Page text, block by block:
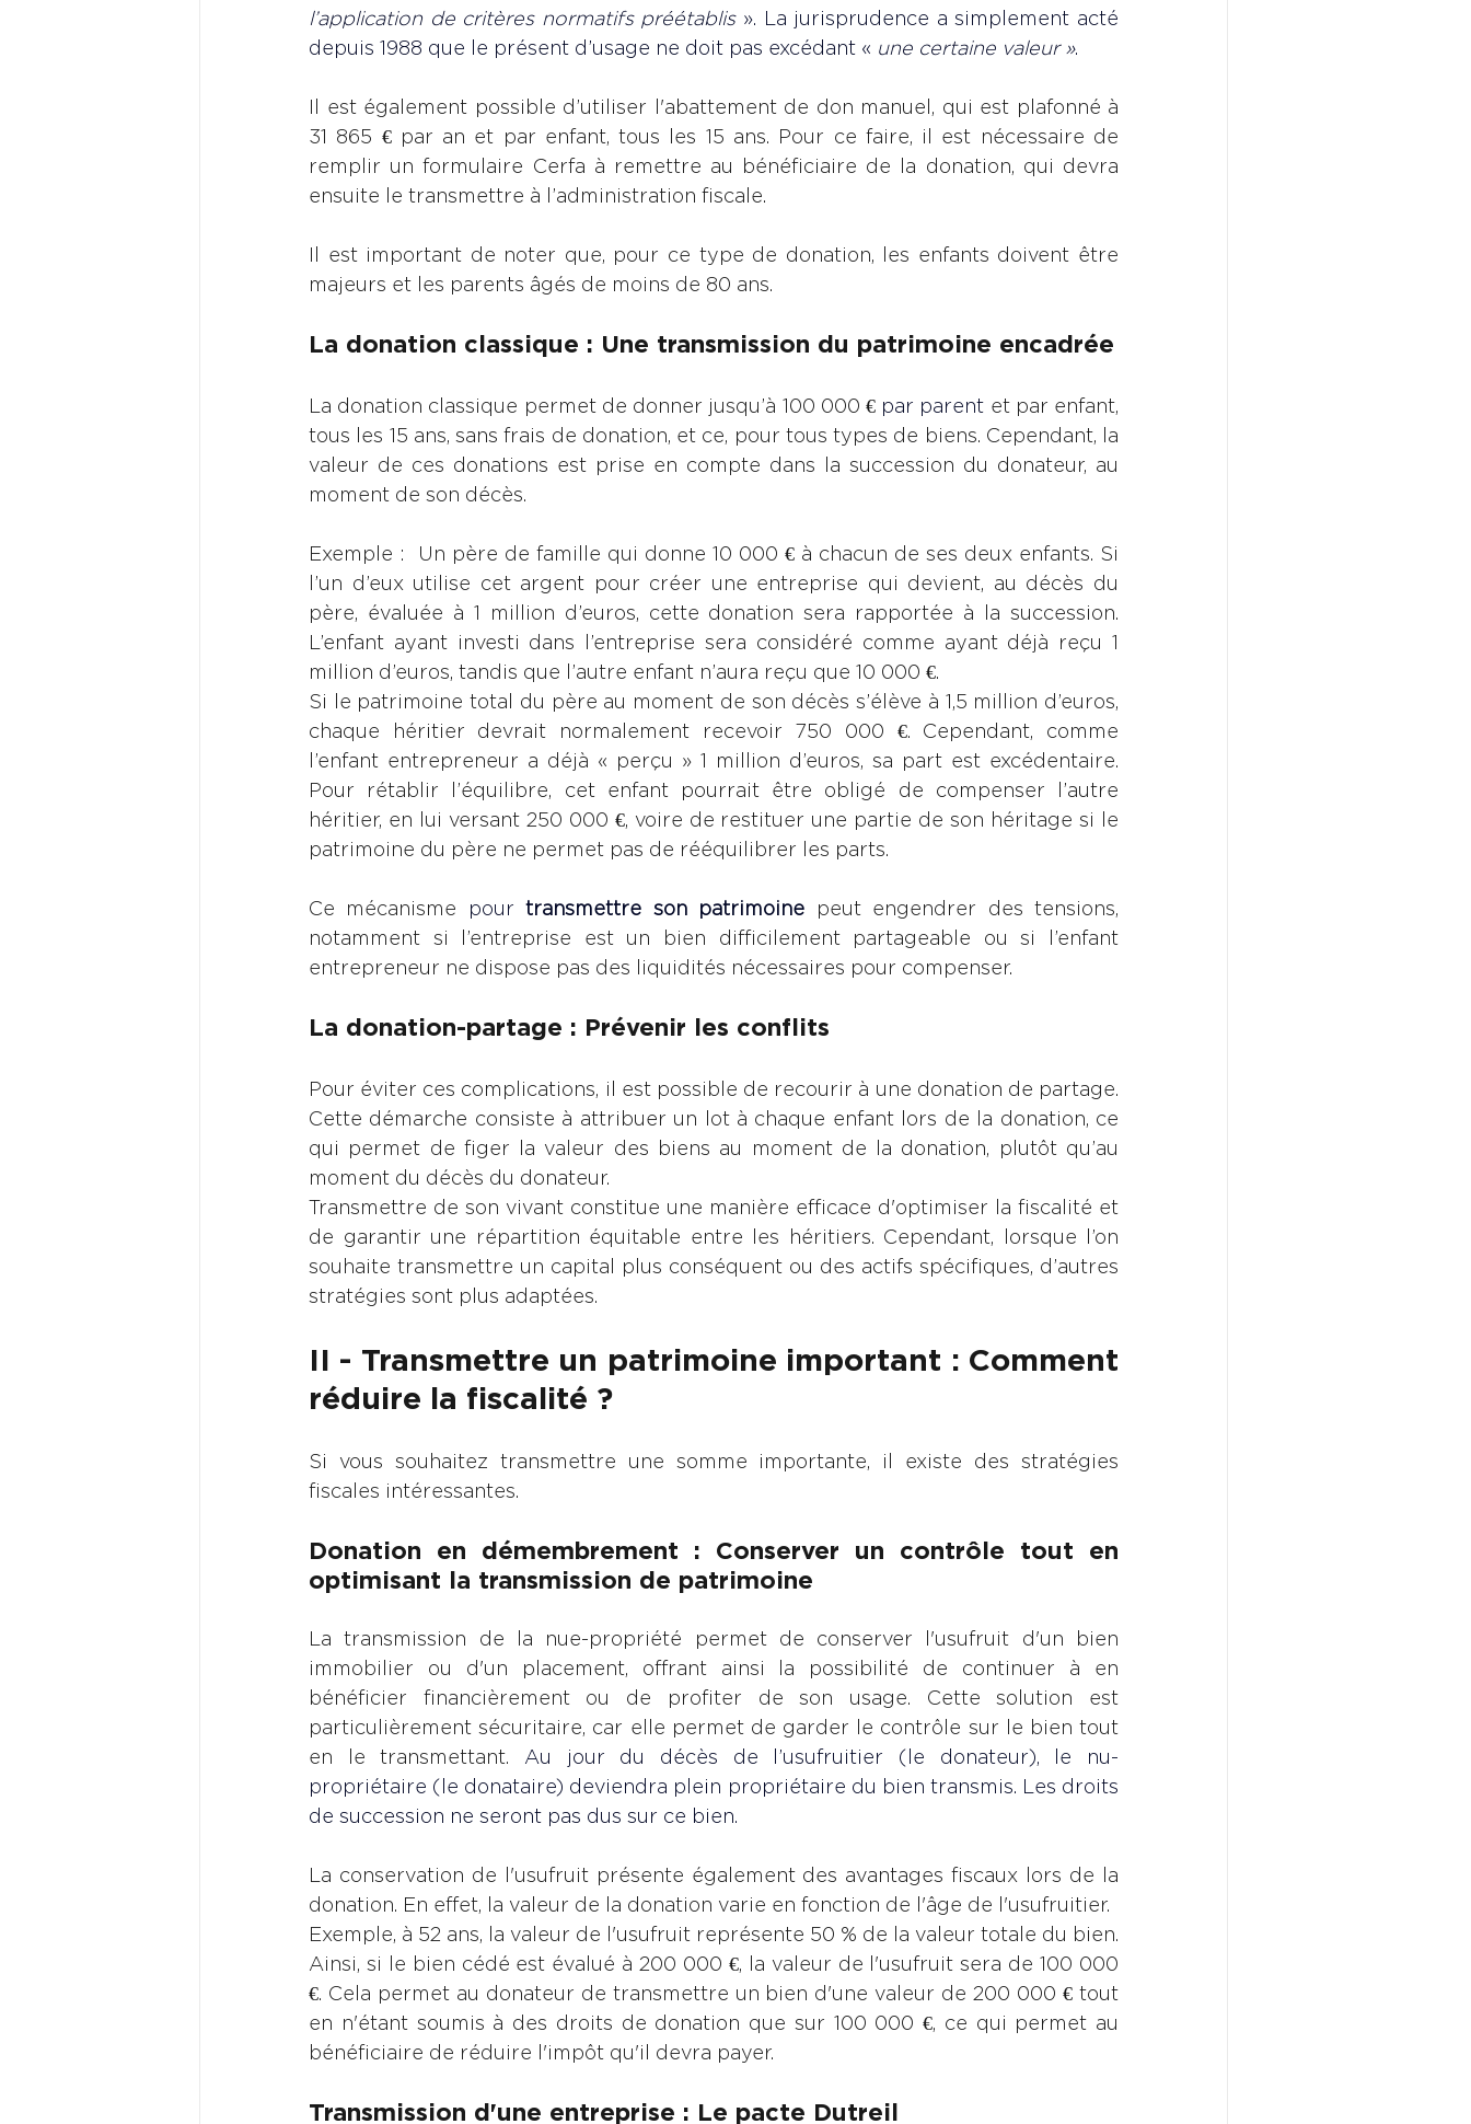
l’application de critères normatifs préétablis ». La jurisprudence a simplement acté
depuis 1988 que le présent d’usage ne doit pas excédant « une certaine valeur ».
Il est également possible d’utiliser l'abattement de don manuel, qui est plafonné à
31 865 € par an et par enfant, tous les 15 ans. Pour ce faire, il est nécessaire de
remplir un formulaire Cerfa à remettre au bénéficiaire de la donation, qui devra
ensuite le transmettre à l’administration fiscale.
Il est important de noter que, pour ce type de donation, les enfants doivent être
majeurs et les parents âgés de moins de 80 ans.
La donation classique : Une transmission du patrimoine encadrée
La donation classique permet de donner jusqu’à 100 000 € par parent et par enfant,
tous les 15 ans, sans frais de donation, et ce, pour tous types de biens. Cependant, la
valeur de ces donations est prise en compte dans la succession du donateur, au
moment de son décès.
Exemple :  Un père de famille qui donne 10 000 € à chacun de ses deux enfants. Si
l’un d’eux utilise cet argent pour créer une entreprise qui devient, au décès du
père, évaluée à 1 million d’euros, cette donation sera rapportée à la succession.
L’enfant ayant investi dans l’entreprise sera considéré comme ayant déjà reçu 1
million d’euros, tandis que l’autre enfant n’aura reçu que 10 000 €.
Si le patrimoine total du père au moment de son décès s’élève à 1,5 million d’euros,
chaque héritier devrait normalement recevoir 750 000 €. Cependant, comme
l’enfant entrepreneur a déjà « perçu » 1 million d’euros, sa part est excédentaire.
Pour rétablir l’équilibre, cet enfant pourrait être obligé de compenser l’autre
héritier, en lui versant 250 000 €, voire de restituer une partie de son héritage si le
patrimoine du père ne permet pas de rééquilibrer les parts.
Ce mécanisme pour transmettre son patrimoine
peut engendrer des tensions,
notamment si l’entreprise est un bien difficilement partageable ou si l’enfant
entrepreneur ne dispose pas des liquidités nécessaires pour compenser.
La donation-partage : Prévenir les conflits
Pour éviter ces complications, il est possible de recourir à une donation de partage.
Cette démarche consiste à attribuer un lot à chaque enfant lors de la donation, ce
qui permet de figer la valeur des biens au moment de la donation, plutôt qu’au
moment du décès du donateur.
Transmettre de son vivant constitue une manière efficace d'optimiser la fiscalité et
de garantir une répartition équitable entre les héritiers. Cependant, lorsque l’on
souhaite transmettre un capital plus conséquent ou des actifs spécifiques, d’autres
stratégies sont plus adaptées.
II - Transmettre un patrimoine important : Comment
réduire la fiscalité ?
Si vous souhaitez transmettre une somme importante, il existe des stratégies
fiscales intéressantes.
Donation en démembrement : Conserver un contrôle tout en
optimisant la transmission de patrimoine
La transmission de la nue-propriété permet de conserver l'usufruit d'un bien
immobilier ou d'un placement, offrant ainsi la possibilité de continuer à en
bénéficier financièrement ou de profiter de son usage. Cette solution est
particulièrement sécuritaire, car elle permet de garder le contrôle sur le bien tout
en le transmettant. Au jour du décès de l’usufruitier (le donateur), le nu-
propriétaire (le donataire) deviendra plein propriétaire du bien transmis. Les droits
de succession ne seront pas dus sur ce bien.
La conservation de l'usufruit présente également des avantages fiscaux lors de la
donation. En effet, la valeur de la donation varie en fonction de l'âge de l'usufruitier.
Exemple, à 52 ans, la valeur de l'usufruit représente 50 % de la valeur totale du bien.
Ainsi, si le bien cédé est évalué à 200 000 €, la valeur de l'usufruit sera de 100 000
€. Cela permet au donateur de transmettre un bien d'une valeur de 200 000 € tout
en n'étant soumis à des droits de donation que sur 100 000 €, ce qui permet au
bénéficiaire de réduire l'impôt qu'il devra payer.
Transmission d'une entreprise : Le pacte Dutreil